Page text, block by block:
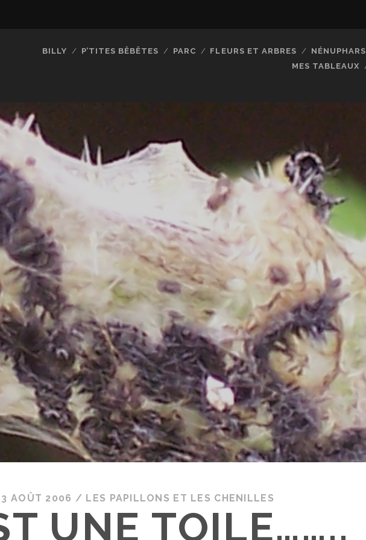
BILLY P’TITES BÊBÊTES PARC FLEURS ET ARBRES NÉNUPHARS
MES TABLEAUX
AOÛT 2006 / LES PAPILLONS ET LES CHENILLES
UNE TOILE……..